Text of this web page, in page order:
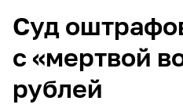
Суд
с «мертвой
рублей